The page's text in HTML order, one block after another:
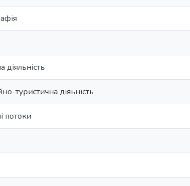
діяльність
туристична діяьність
потоки